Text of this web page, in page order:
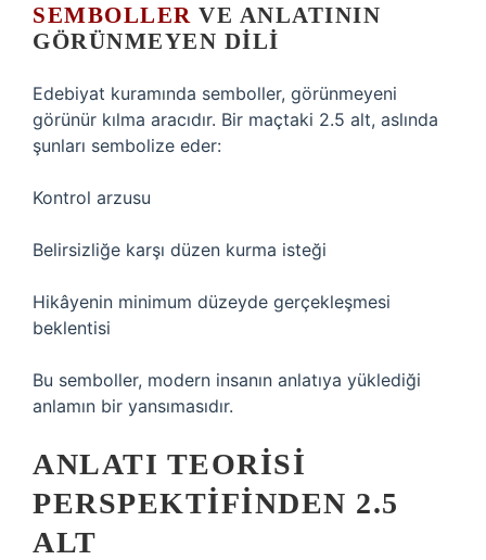
SEMBOLLER VE ANLATININ
GÖRÜNMEYEN DILI
Edebiyat kuramında semboller, görünmeyeni
görünür kılma aracıdır. Bir maçtaki 2.5 alt, aslında
şunları sembolize eder:
Kontrol arzusu
Belirsizliğe karşı düzen kurma isteği
Hikâyenin minimum düzeyde gerçekleşmesi
beklentisi
Bu semboller, modern insanın anlatıya yüklediği
anlamın bir yansımasıdır.
ANLATI TEORISI
PERSPEKTIFINDEN 2.5
ALT